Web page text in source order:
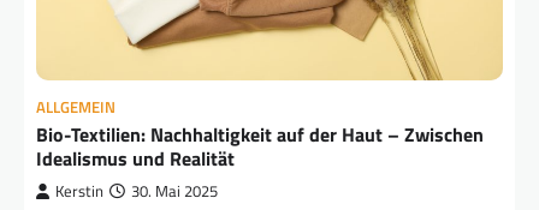
ALLGEMEIN
Bio-Textilien: Nachhaltigkeit auf der Haut – Zwischen
Idealismus und Realität
Kerstin 30. Mai 2025